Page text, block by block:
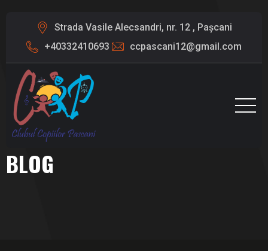
Strada Vasile Alecsandri, nr. 12 , Pașcani
+40332410693
ccpascani12@gmail.com
BLOG